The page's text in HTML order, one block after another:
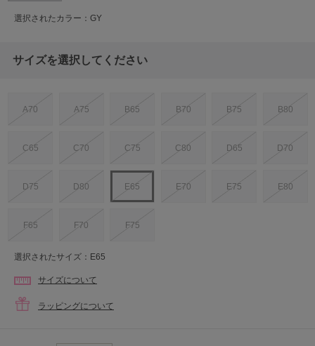
選択されたカラー：GY
サイズを選択してください
A70 A75 B65 B70 B75 B80
C65 C70 C75 C80 D65 D70
D75 D80 E65 E70 E75 E80
F65 F70 F75
選択されたサイズ：E65
サイズについて
ラッピングについて